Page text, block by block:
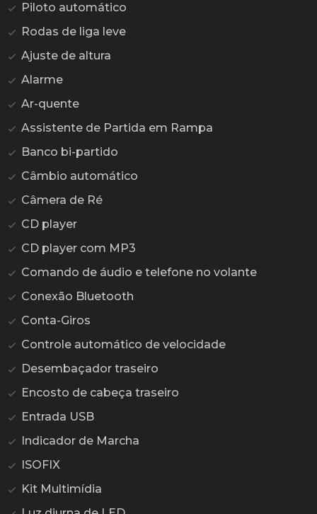
Piloto automático
Rodas de liga leve
Ajuste de altura
Alarme
Ar-quente
Assistente de Partida em Rampa
Banco bi-partido
Câmbio automático
Câmera de Ré
CD player
CD player com MP3
Comando de áudio e telefone no volante
Conexão Bluetooth
Conta-Giros
Controle automático de velocidade
Desembaçador traseiro
Encosto de cabeça traseiro
Entrada USB
Indicador de Marcha
ISOFIX
Kit Multimídia